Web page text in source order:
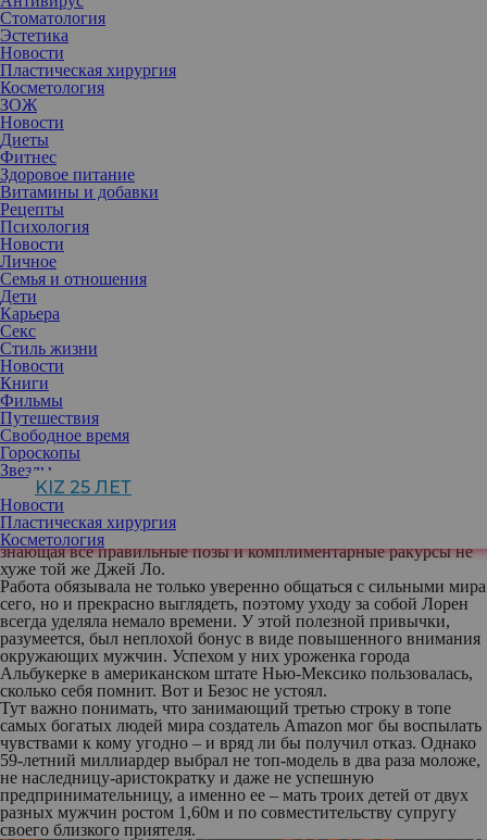
Стоматология
Эстетика
Новости
Пластическая хирургия
Косметология
ЗОЖ
Новости
Диеты
Фитнес
Здоровое питание
Витамины и добавки
Рецепты
Психология
Новости
Личное
Семья и отношения
Дети
Карьера
Секс
Стиль жизни
Новости
Книги
Фильмы
Путешествия
Свободное время
Гороскопы
Звезды
KIZ 25 ЛЕТ
Новости
Пластическая хирургия
Косметология
Она помолвлена с замыкающим тройку самых богатых людей
мира Джеффом Безосом и обрести свое счастье смогла, не
обладая модельной внешностью. Зачем это умной и уверенной в
себе женщине?
В свои 53 она обожает позировать и перед камерой никогда не
робеет. Это у нее профессиональное: прежде чем наслаждаться
жизнью в компании с возлюбленным-миллиардером, Лорен
Санчес сделала блестящую карьеру телеведущей. На
протяжении многих лет она вела развлекательные программы и
острые репортажи с ковровых дорожек, освещая, в частности,
крупнейшие церемонии вроде того же «Оскара».
Так незаметно и сама стала нести себя как истинная звезда,
знающая все правильные позы и комплиментарные ракурсы не
хуже той же Джей Ло.
Работа обязывала не только уверенно общаться с сильными мира
сего, но и прекрасно выглядеть, поэтому уходу за собой Лорен
всегда уделяла немало времени. У этой полезной привычки,
разумеется, был неплохой бонус в виде повышенного внимания
окружающих мужчин. Успехом у них уроженка города
Альбукерке в американском штате Нью-Мексико пользовалась,
сколько себя помнит. Вот и Безос не устоял.
Тут важно понимать, что занимающий третью строку в топе
самых богатых людей мира создатель Amazon мог бы воспылать
чувствами к кому угодно – и вряд ли бы получил отказ. Однако
59-летний миллиардер выбрал не топ-модель в два раза моложе,
не наследницу-аристократку и даже не успешную
предпринимательницу, а именно ее – мать троих детей от двух
разных мужчин ростом 1,60м и по совместительству супругу
своего близкого приятеля.